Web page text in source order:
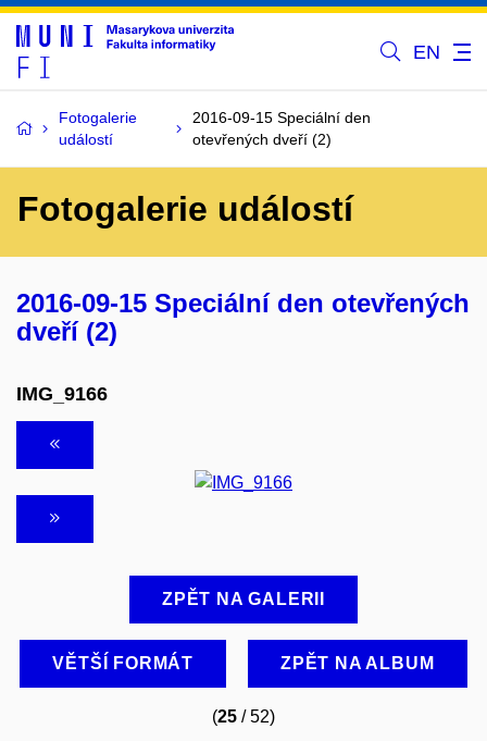
EN
Fotogalerie
událostí
2016-09-15 Speciální den
otevřených dveří (2)
Fotogalerie událostí
2016-09-15 Speciální den otevřených
dveří (2)
IMG_9166
ZPĚT NA GALERII
VĚTŠÍ FORMÁT ZPĚT NA ALBUM
(25 / 52)